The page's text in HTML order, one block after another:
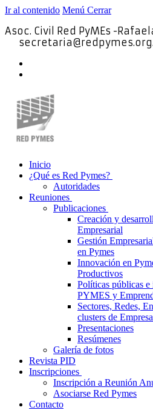
Ir al contenido Menú Cerrar
Asoc. Civil Red PyMEs -
Inicio
¿Qué es Red Pymes?
Autoridades
Reuniones
Publicaciones
Creación y
Empresarial
Gestión
en Pymes
Innovación en
Productivos
Políticas públicas
PYMES y
Sectores, Redes,
clusters de
Presentaciones
Resúmenes
Galería de fotos
Revista PID
Inscripciones
Inscripción a Reunión
Asociarse Red Pymes
Contacto